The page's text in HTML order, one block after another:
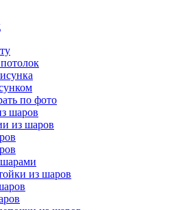
по фото
шаров
из шаров
из шаров